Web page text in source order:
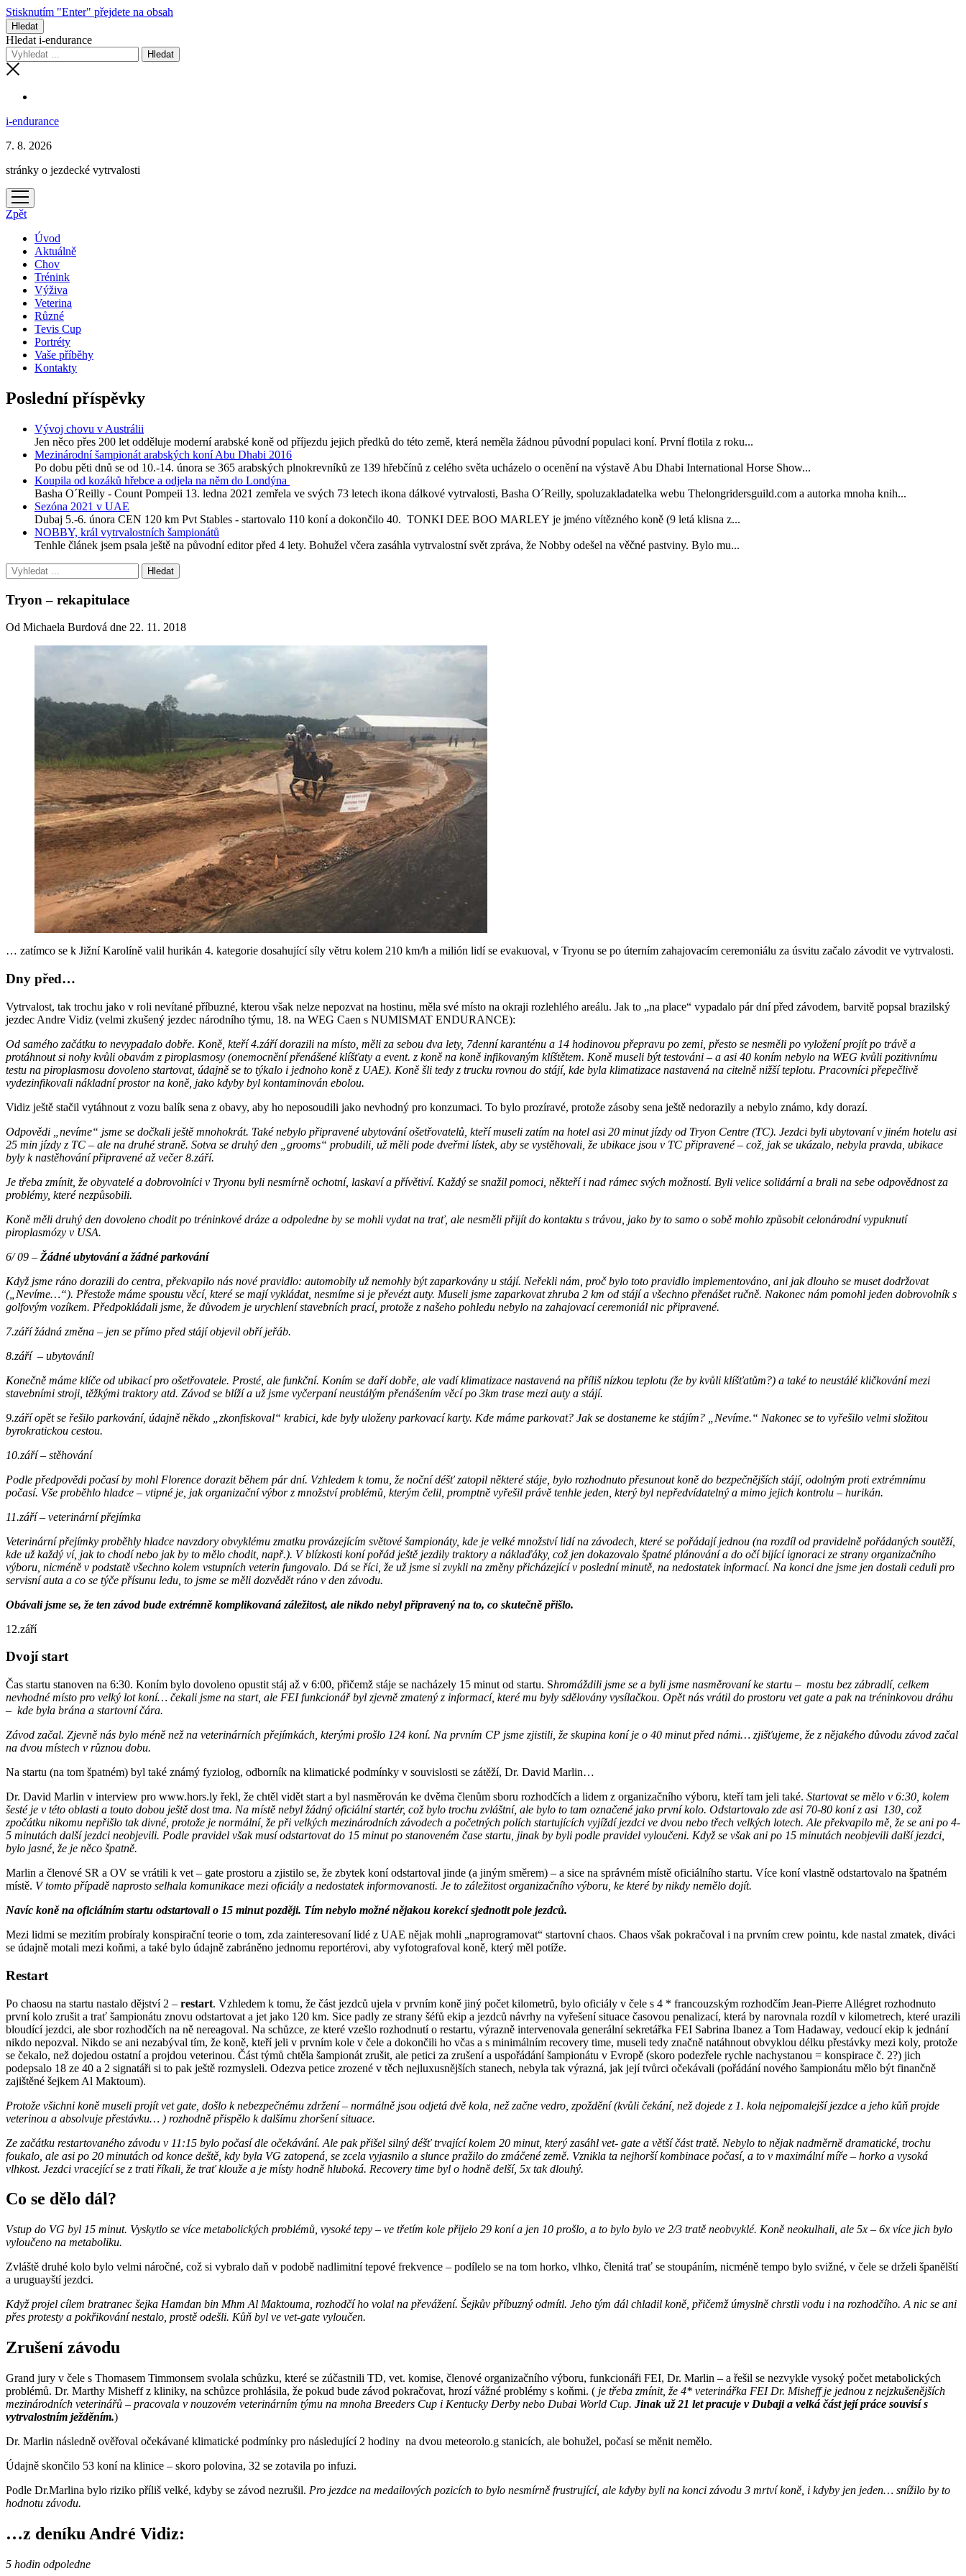
Stisknutím "Enter" přejdete na obsah
Hledat
Hledat i-endurance
i-endurance
7. 8. 2026
stránky o jezdecké vytrvalosti
otevřít
menu
Zpět
Úvod
Aktuálně
Chov
Trénink
Výživa
Veterina
Různé
Tevis Cup
Portréty
Vaše příběhy
Kontakty
Poslední příspěvky
Vývoj chovu v Austrálii
Jen něco přes 200 let odděluje moderní arabské koně od příjezdu jejich předků do této země, která neměla žádnou původní populaci koní. První flotila z roku...
Mezinárodní šampionát arabských koní Abu Dhabi 2016
Po dobu pěti dnů se od 10.-14. února se 365 arabských plnokrevníků ze 139 hřebčínů z celého světa ucházelo o ocenění na výstavě Abu Dhabi International Horse Show...
Koupila od kozáků hřebce a odjela na něm do Londýna
Basha O´Reilly - Count Pompeii 13. ledna 2021 zemřela ve svých 73 letech ikona dálkové vytrvalosti, Basha O´Reilly, spoluzakladatelka webu Thelongridersguild.com a autorka mnoha knih...
Sezóna 2021 v UAE
Dubaj 5.-6. února CEN 120 km Pvt Stables - startovalo 110 koní a dokončilo 40. TONKI DEE BOO MARLEY je jméno vítězného koně (9 letá klisna z...
NOBBY, král vytrvalostních šampionátů
Tenhle článek jsem psala ještě na původní editor před 4 lety. Bohužel včera zasáhla vytrvalostní svět zpráva, že Nobby odešel na věčné pastviny. Bylo mu...
Tryon – rekapitulace
Od Michaela Burdová dne 22. 11. 2018
… zatímco se k Jižní Karolíně valil hurikán 4. kategorie dosahující síly větru kolem 210 km/h a milión lidí se evakuoval, v Tryonu se po úterním zahajovacím ceremoniálu za úsvitu začalo závodit ve vytrvalosti.
Dny před…
Vytrvalost, tak trochu jako v roli nevítané příbuzné, kterou však nelze nepozvat na hostinu, měla své místo na okraji rozlehlého areálu. Jak to „na place“ vypadalo pár dní před závodem, barvitě popsal brazilský
jezdec Andre Vidiz (velmi zkušený jezdec národního týmu, 18. na WEG Caen s NUMISMAT ENDURANCE):
Od samého začátku to nevypadalo dobře. Koně, kteří 4.září dorazili na místo, měli za sebou dva lety, 7denní karanténu a 14 hodinovou přepravu po zemi, přesto se nesměli po vyložení projít po trávě a
protáhnout si nohy kvůli obavám z piroplasmosy (onemocnění přenášené klíšťaty a event. z koně na koně infikovaným klíštětem. Koně museli být testováni – a asi 40 koním nebylo na WEG kvůli pozitivnímu
testu na piroplasmosu dovoleno startovat, údajně se to týkalo i jednoho koně z UAE). Koně šli tedy z trucku rovnou do stájí, kde byla klimatizace nastavená na citelně nižší teplotu. Pracovníci přepečlivě
vydezinfikovali nákladní prostor na koně, jako kdyby byl kontaminován ebolou.
Vidiz ještě stačil vytáhnout z vozu balík sena z obavy, aby ho neposoudili jako nevhodný pro konzumaci. To bylo prozíravé, protože zásoby sena ještě nedorazily a nebylo známo, kdy dorazí.
Odpovědi „nevíme“ jsme se dočkali ještě mnohokrát. Také nebylo připravené ubytování ošetřovatelů, kteří museli zatím na hotel asi 20 minut jízdy od Tryon Centre (TC). Jezdci byli ubytovaní v jiném hotelu asi
25 min jízdy z TC – ale na druhé straně. Sotva se druhý den „grooms“ probudili, už měli pode dveřmi lístek, aby se vystěhovali, že ubikace jsou v TC připravené – což, jak se ukázalo, nebyla pravda, ubikace
byly k nastěhování připravené až večer 8.září.
Je třeba zmínit, že obyvatelé a dobrovolníci v Tryonu byli nesmírně ochotní, laskaví a přívětiví. Každý se snažil pomoci, někteří i nad rámec svých možností. Byli velice solidární a brali na sebe odpovědnost za
problémy, které nezpůsobili.
Koně měli druhý den dovoleno chodit po tréninkové dráze a odpoledne by se mohli vydat na trať, ale nesměli přijít do kontaktu s trávou, jako by to samo o sobě mohlo způsobit celonárodní vypuknutí
piroplasmózy v USA.
6/ 09 – Žádné ubytování a žádné parkování
Když jsme ráno dorazili do centra, překvapilo nás nové pravidlo: automobily už nemohly být zaparkovány u stájí. Neřekli nám, proč bylo toto pravidlo implementováno, ani jak dlouho se muset dodržovat
(„Nevíme…“). Přestože máme spoustu věcí, které se mají vykládat, nesmíme si je převézt auty. Museli jsme zaparkovat zhruba 2 km od stájí a všechno přenášet ručně. Nakonec nám pomohl jeden dobrovolník s
golfovým vozíkem. Předpokládali jsme, že důvodem je urychlení stavebních prací, protože z našeho pohledu nebylo na zahajovací ceremoniál nic připravené.
7.září žádná změna – jen se přímo před stájí objevil obří jeřáb.
8.září – ubytování!
Konečně máme klíče od ubikací pro ošetřovatele. Prosté, ale funkční. Koním se daří dobře, ale vadí klimatizace nastavená na příliš nízkou teplotu (že by kvůli klíšťatům?) a také to neustálé kličkování mezi
stavebními stroji, těžkými traktory atd. Závod se blíží a už jsme vyčerpaní neustálým přenášením věcí po 3km trase mezi auty a stájí.
9.září opět se řešilo parkování, údajně někdo „zkonfiskoval“ krabici, kde byly uloženy parkovací karty. Kde máme parkovat? Jak se dostaneme ke stájím? „Nevíme.“ Nakonec se to vyřešilo velmi složitou
byrokratickou cestou.
10.září – stěhování
Podle předpovědi počasí by mohl Florence dorazit během pár dní. Vzhledem k tomu, že noční déšť zatopil některé stáje, bylo rozhodnuto přesunout koně do bezpečnějších stájí, odolným proti extrémnímu
počasí. Vše proběhlo hladce – vtipné je, jak organizační výbor z množství problémů, kterým čelil, promptně vyřešil právě tenhle jeden, který byl nepředvídatelný a mimo jejich kontrolu – hurikán.
11.září – veterinární přejímka
Veterinární přejímky proběhly hladce navzdory obvyklému zmatku provázejícím světové šampionáty, kde je velké množství lidí na závodech, které se pořádají jednou (na rozdíl od pravidelně pořádaných soutěží,
kde už každý ví, jak to chodí nebo jak by to mělo chodit, např.). V blízkosti koní pořád ještě jezdily traktory a náklaďáky, což jen dokazovalo špatné plánování a do očí bijící ignoraci ze strany organizačního
výboru, nicméně v podstatě všechno kolem vstupních veterin fungovalo. Dá se říci, že už jsme si zvykli na změny přicházející v poslední minutě, na nedostatek informací. Na konci dne jsme jen dostali ceduli pro
servisní auta a co se týče přísunu ledu, to jsme se měli dozvědět ráno v den závodu.
Obávali jsme se, že ten závod bude extrémně komplikovaná záležitost, ale nikdo nebyl připravený na to, co skutečně přišlo.
12.září
Dvojí start
Čas startu stanoven na 6:30. Koním bylo dovoleno opustit stáj až v 6:00, přičemž stáje se nacházely 15 minut od startu. Shromáždili jsme se a byli jsme nasměrovaní ke startu – mostu bez zábradlí, celkem
nevhodné místo pro velký lot koní… čekali jsme na start, ale FEI funkcionář byl zjevně zmatený z informací, které mu byly sdělovány vysílačkou. Opět nás vrátil do prostoru vet gate a pak na tréninkovou dráhu
– kde byla brána a startovní čára.
Závod začal. Zjevně nás bylo méně než na veterinárních přejímkách, kterými prošlo 124 koní. Na prvním CP jsme zjistili, že skupina koní je o 40 minut před námi… zjišťujeme, že z nějakého důvodu závod začal
na dvou místech v různou dobu.
Na startu (na tom špatném) byl také známý fyziolog, odborník na klimatické podmínky v souvislosti se zátěží, Dr. David Marlin…
Dr. David Marlin v interview pro www.hors.ly řekl, že chtěl vidět start a byl nasměrován ke dvěma členům sboru rozhodčích a lidem z organizačního výboru, kteří tam jeli také. Startovat se mělo v 6:30, kolem
šesté je v této oblasti a touto dobou ještě dost tma. Na místě nebyl žádný oficiální startér, což bylo trochu zvláštní, ale bylo to tam označené jako první kolo. Odstartovalo zde asi 70-80 koní z asi 130, což
zpočátku nikomu nepřišlo tak divné, protože je normální, že při velkých mezinárodních závodech a početných polích startujících vyjíždí jezdci ve dvou nebo třech velkých lotech. Ale překvapilo mě, že se ani po 4-
5 minutách další jezdci neobjevili. Podle pravidel však musí odstartovat do 15 minut po stanoveném čase startu, jinak by byli podle pravidel vyloučeni. Když se však ani po 15 minutách neobjevili další jezdci,
bylo jasné, že je něco špatně.
Marlin a členové SR a OV se vrátili k vet – gate prostoru a zjistilo se, že zbytek koní odstartoval jinde (a jiným směrem) – a sice na správném místě oficiálního startu. Více koní vlastně odstartovalo na špatném
místě. V tomto případě naprosto selhala komunikace mezi oficiály a nedostatek informovanosti. Je to záležitost organizačního výboru, ke které by nikdy nemělo dojít.
Navíc koně na oficiálním startu odstartovali o 15 minut později. Tím nebylo možné nějakou korekcí sjednotit pole jezdců.
Mezi lidmi se mezitím probíraly konspirační teorie o tom, zda zainteresovaní lidé z UAE nějak mohli „naprogramovat“ startovní chaos. Chaos však pokračoval i na prvním crew pointu, kde nastal zmatek, diváci
se údajně motali mezi koňmi, a také bylo údajně zabráněno jednomu reportérovi, aby vyfotografoval koně, který měl potíže.
Restart
Po chaosu na startu nastalo dějství 2 – restart. Vzhledem k tomu, že část jezdců ujela v prvním koně jiný počet kilometrů, bylo oficiály v čele s 4 * francouzským rozhodčím Jean-Pierre Allégret rozhodnuto
první kolo zrušit a trať šampionátu znovu odstartovat a jet jako 120 km. Sice padly ze strany šéfů ekip a jezdců návrhy na vyřešení situace časovou penalizací, která by narovnala rozdíl v kilometrech, které urazili
bloudící jezdci, ale sbor rozhodčích na ně nereagoval. Na schůzce, ze které vzešlo rozhodnutí o restartu, výrazně intervenovala generální sekretářka FEI Sabrina Ibanez a Tom Hadaway, vedoucí ekip k jednání
nikdo nepozval. Nikdo se ani nezabýval tím, že koně, kteří jeli v prvním kole v čele a dokončili ho včas a s minimálním recovery time, museli tedy značně natáhnout obvyklou délku přestávky mezi koly, protože
se čekalo, než dojedou ostatní a projdou veterinou. Část týmů chtěla šampionát zrušit, ale petici za zrušení a uspořádání šampionátu v Evropě (skoro podezřele rychle nachystanou = konspirace č. 2?) jich
podepsalo 18 ze 40 a 2 signatáři si to pak ještě rozmysleli. Odezva petice zrozené v těch nejluxusnějších stanech, nebyla tak výrazná, jak její tvůrci očekávali (pořádání nového šampionátu mělo být finančně
zajištěné šejkem Al Maktoum).
Protože všichni koně museli projít vet gate, došlo k nebezpečnému zdržení – normálně jsou odjetá dvě kola, než začne vedro, zpoždění (kvůli čekání, než dojede z 1. kola nejpomalejší jezdce a jeho kůň projde
veterinou a absolvuje přestávku… ) rozhodně přispělo k dalšímu zhoršení situace.
Ze začátku restartovaného závodu v 11:15 bylo počasí dle očekávání. Ale pak přišel silný déšť trvající kolem 20 minut, který zasáhl vet- gate a větší část tratě. Nebylo to nějak nadměrně dramatické, trochu
foukalo, ale asi po 20 minutách od konce deště, kdy byla VG zatopená, se zcela vyjasnilo a slunce pražilo do zmáčené země. Vznikla ta nejhorší kombinace počasí, a to v maximální míře – horko a vysoká
vlhkost. Jezdci vracející se z trati říkali, že trať klouže a je místy hodně hluboká. Recovery time byl o hodně delší, 5x tak dlouhý.
Co se dělo dál?
Vstup do VG byl 15 minut. Vyskytlo se více metabolických problémů, vysoké tepy – ve třetím kole přijelo 29 koní a jen 10 prošlo, a to bylo bylo ve 2/3 tratě neobvyklé. Koně neokulhali, ale 5x – 6x více jich bylo
vyloučeno na metaboliku.
Zvláště druhé kolo bylo velmi náročné, což si vybralo daň v podobě nadlimitní tepové frekvence – podílelo se na tom horko, vlhko, členitá trať se stoupáním, nicméně tempo bylo svižné, v čele se drželi španělští
a uruguayští jezdci.
Když projel cílem bratranec šejka Hamdan bin Mhm Al Maktouma, rozhodčí ho volal na převážení. Šejkův příbuzný odmítl. Jeho tým dál chladil koně, přičemž úmyslně chrstli vodu i na rozhodčího. A nic se ani
přes protesty a pokřikování nestalo, prostě odešli. Kůň byl ve vet-gate vyloučen.
Zrušení závodu
Grand jury v čele s Thomasem Timmonsem svolala schůzku, které se zúčastnili TD, vet. komise, členové organizačního výboru, funkcionáři FEI, Dr. Marlin – a řešil se nezvykle vysoký počet metabolických
problémů. Dr. Marthy Misheff z kliniky, na schůzce prohlásila, že pokud bude závod pokračovat, hrozí vážné problémy s koňmi. ( je třeba zmínit, že 4* veterinářka FEI Dr. Misheff je jednou z nejzkušenějších
mezinárodních veterinářů – pracovala v nouzovém veterinárním týmu na mnoha Breeders Cup i Kentucky Derby nebo Dubai World Cup. Jinak už 21 let pracuje v Dubaji a velká část její práce souvisí s
vytrvalostním ježděním.)
Dr. Marlin následně ověřoval očekávané klimatické podmínky pro následující 2 hodiny na dvou meteorolo.g stanicích, ale bohužel, počasí se měnit nemělo.
Údajně skončilo 53 koní na klinice – skoro polovina, 32 se zotavila po infuzi.
Podle Dr.Marlina bylo riziko příliš velké, kdyby se závod nezrušil. Pro jezdce na medailových pozicích to bylo nesmírně frustrující, ale kdyby byli na konci závodu 3 mrtví koně, i kdyby jen jeden… snížilo by to
hodnotu závodu.
…z deníku André Vidiz:
5 hodin odpoledne